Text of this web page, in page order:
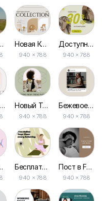
Посты в Facebook
Откройте Новые Продукты Пост в Facebook
Пост Рекламы
Новая Коллекция Домашнего Декора Пост в Facebook
940 × 788
Новый Тренд Промо-магазин Пост в Фейсбук
940 × 788
Бесплатный Онлайн-курс, Иллюстрация, Фитнес-промо, Пост для Facebook
940 × 788
Доступная Онлайн Реклама Поста в Facebook
940 × 788
Бежевое Уведомление-напоминание О Посте на Facebook
940 × 788
Пост в Facebook для Создателя Курсов и Наставника
940 × 788